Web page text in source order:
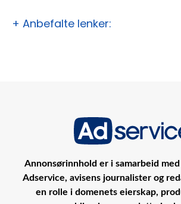
+ Anbefalte lenker:
Annonsørinnhold er i samarbeid
Adservice, avisens journalister og
en rolle i domenets eierskap,